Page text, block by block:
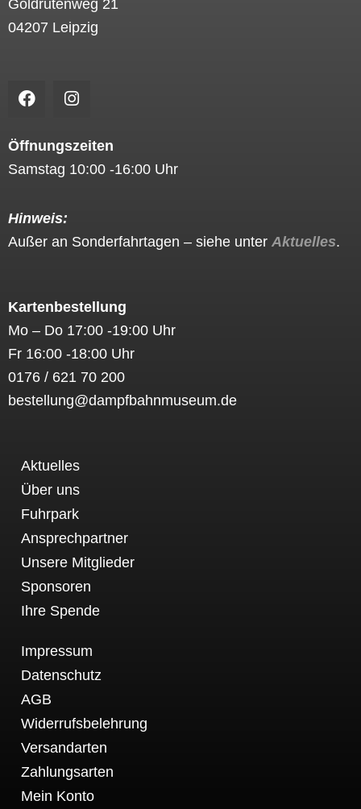
Goldrutenweg 21
04207 Leipzig
F
a
e
b
o
I
n
t
a
g
Öffnungszeiten
Samstag 10:00 -16:00 Uhr
Hinweis:
Außer an Sonderfahrtagen – siehe unter Aktuelles.
Kartenbestellung
Mo – Do 17:00 -19:00 Uhr
Fr 16:00 -18:00 Uhr
0176 / 621 70 200
bestellung@dampfbahnmuseum.de
Aktuelles
Über uns
Fuhrpark
Ansprechpartner
Unsere Mitglieder
Sponsoren
Ihre Spende
Impressum
Datenschutz
AGB
Widerrufsbelehrung
Versandarten
Zahlungsarten
Mein Konto